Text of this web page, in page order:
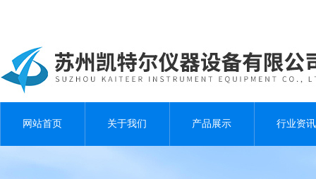
网站首页 关于我们 产品展示 行业资讯